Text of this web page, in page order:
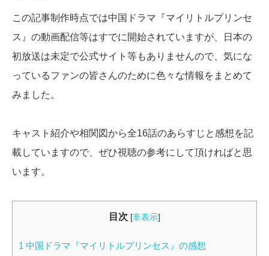
この記事制作時点では中国ドラマ『マイリトルプリンセ
ス』の動画配信等はすでに開始されていますが、日本の
初放送は未定で公式サイト等もありませんので、気にな
っているファンの皆さんのために色々な情報をまとめて
みました。
キャスト紹介や相関図から全16話のあらすじと感想を記
載していますので、ぜひ視聴の参考にして頂ければと思
います。
目次 [非表示]
1 中国ドラマ『マイリトルプリンセス』の感想